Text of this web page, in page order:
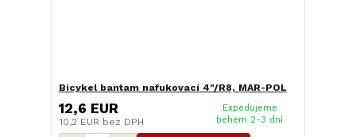
Bicykel bantam nafukovací 4"/R8, MAR-POL
12,6 EUR
10,2 EUR bez DPH
Expedujeme
behem 2-3 dní